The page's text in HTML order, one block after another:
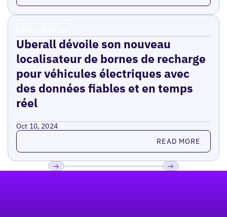
Uberall dévoile son nouveau
localisateur de bornes de recharge
pour véhicules électriques avec
des données fiables et en temps
réel
Oct 10, 2024
Read more READ MORE